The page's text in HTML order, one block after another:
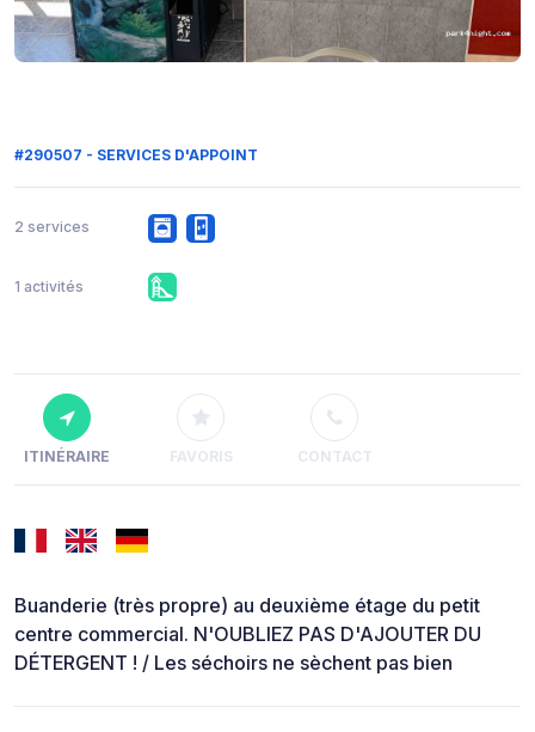
#290507 - SERVICES D'APPOINT
2 services
1 activités
ITINÉRAIRE FAVORIS CONTACT
Buanderie (très propre) au deuxième étage du petit
centre commercial. N'OUBLIEZ PAS D'AJOUTER DU
DÉTERGENT ! / Les séchoirs ne sèchent pas bien